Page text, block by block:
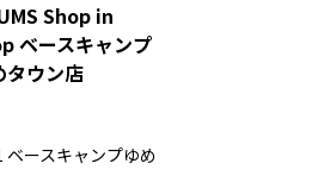
Shop in
ベースキャンプ
タウン店
ースキャンプゆめ